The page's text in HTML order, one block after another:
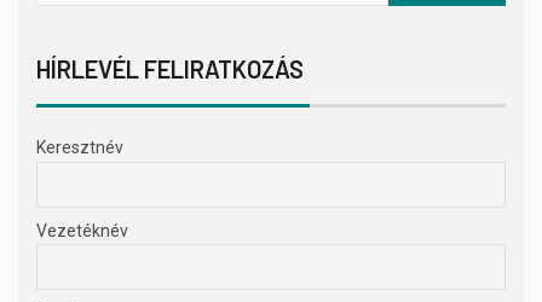
HÍRLEVÉL FELIRATKOZÁS
Keresztnév
Vezetéknév